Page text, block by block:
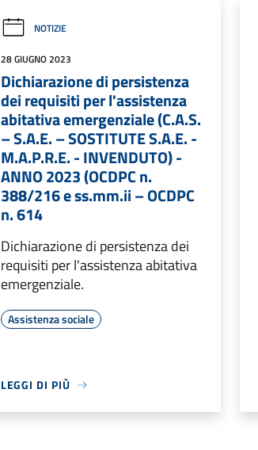
NOTIZIE
28 GIUGNO 2023
Dichiarazione di persistenza
dei requisiti per l'assistenza
abitativa emergenziale (C.A.S.
– S.A.E. – SOSTITUTE S.A.E. -
M.A.P.R.E. - INVENDUTO) -
ANNO 2023 (OCDPC n.
388/216 e ss.mm.ii – OCDPC
n. 614
Dichiarazione di persistenza dei
requisiti per l'assistenza abitativa
emergenziale.
Assistenza sociale
LEGGI DI PIÙ